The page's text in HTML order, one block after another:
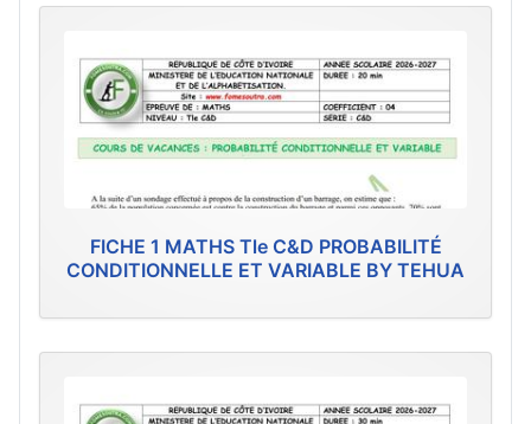
FICHE 1 MATHS Tle C&D PROBABILITÉ
CONDITIONNELLE ET VARIABLE BY TEHUA